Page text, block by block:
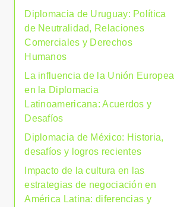
Diplomacia de Uruguay: Política
de Neutralidad, Relaciones
Comerciales y Derechos
Humanos
La influencia de la Unión Europea
en la Diplomacia
Latinoamericana: Acuerdos y
Desafíos
Diplomacia de México: Historia,
desafíos y logros recientes
Impacto de la cultura en las
estrategias de negociación en
América Latina: diferencias y